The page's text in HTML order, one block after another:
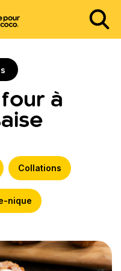
à
Collations
nique